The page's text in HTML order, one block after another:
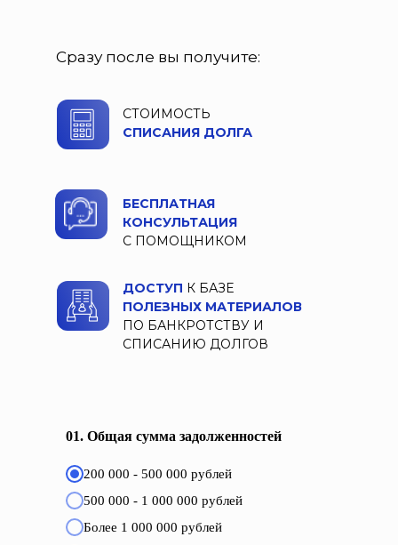
Сразу после вы получите:
СТОИМОСТЬ
СПИСАНИЯ ДОЛГА
БЕСПЛАТНАЯ
КОНСУЛЬТАЦИЯ
С ПОМОЩНИКОМ
ДОСТУП К БАЗЕ
ПОЛЕЗНЫХ МАТЕРИАЛОВ
ПО БАНКРОТСТВУ И
СПИСАНИЮ ДОЛГОВ
01. Общая сумма задолженностей
200 000 - 500 000 рублей
500 000 - 1 000 000 рублей
Более 1 000 000 рублей